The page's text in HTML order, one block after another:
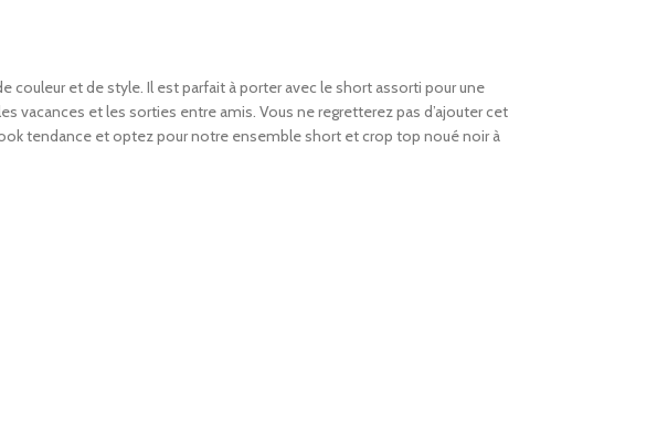
et de style. Il est parfait à porter avec le short assorti pour une
vacances et les sorties entre amis. Vous ne regretterez pas d’ajouter cet
tendance et optez pour notre ensemble short et crop top noué noir à